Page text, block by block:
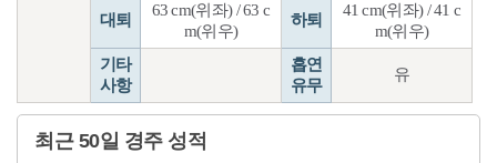
대퇴
63 cm(위좌) / 63 c
m(위우)
하퇴
41 cm(위좌) / 41 c
m(위우)
기타
사항
흡연
유무
유